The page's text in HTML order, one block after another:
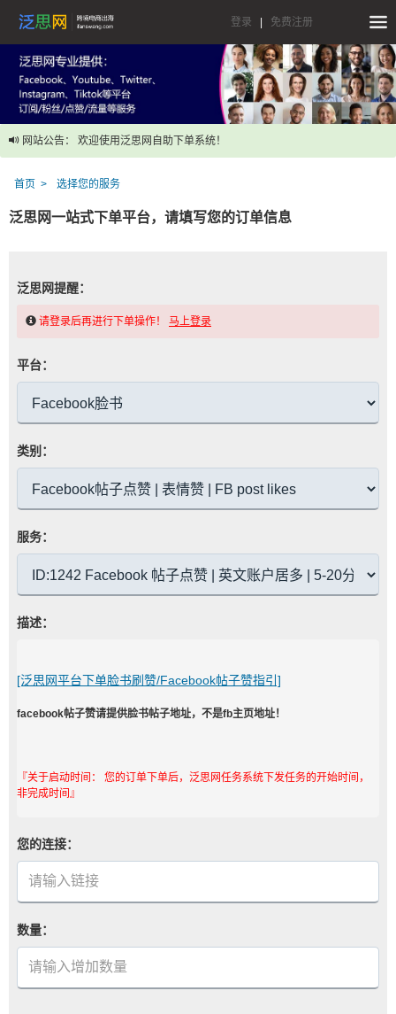
登录 免费注册
网站公告： 欢迎使用泛思网自助下单系统！
首页 选择您的服务
泛思网一站式下单平台，请填写您的订单信息
泛思网提醒：
请登录后再进行下单操作！ 马上登录
平台：
类别：
服务：
描述：
[泛思网平台下单脸书刷赞/Facebook帖子赞指引]
facebook帖子赞请提供脸书帖子地址，不是fb主页地址！
『关于启动时间： 您的订单下单后，泛思网任务系统下发任务的开始时间，
非完成时间』
您的连接：
数量：